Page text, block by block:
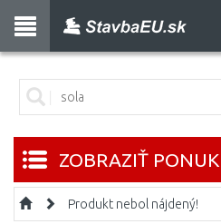
ZOBRAZIŤ
Produkt nebol nájdený!